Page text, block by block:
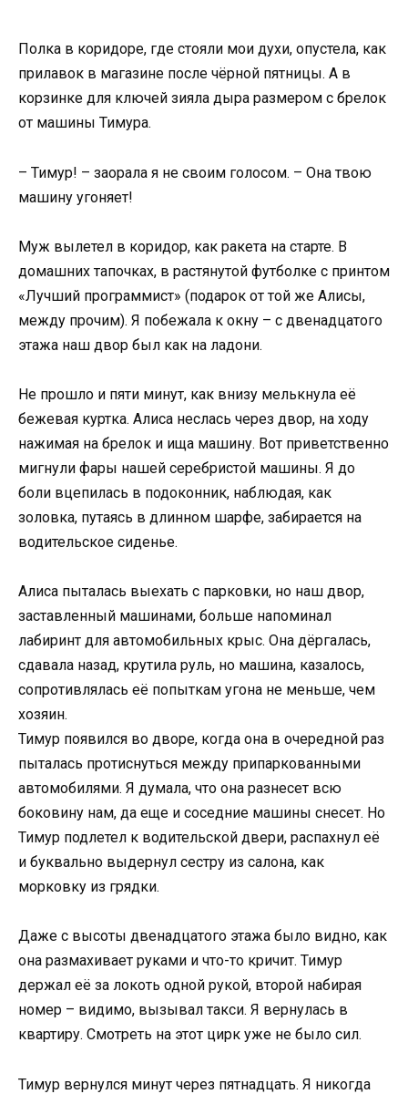
Полка в коридоре, где стояли мои духи, опустела, как
прилавок в магазине после чёрной пятницы. А в
корзинке для ключей зияла дыра размером с брелок
от машины Тимура.
– Тимур! – заорала я не своим голосом. – Она твою
машину угоняет!
Муж вылетел в коридор, как ракета на старте. В
домашних тапочках, в растянутой футболке с принтом
«Лучший программист» (подарок от той же Алисы,
между прочим). Я побежала к окну – с двенадцатого
этажа наш двор был как на ладони.
Не прошло и пяти минут, как внизу мелькнула её
бежевая куртка. Алиса неслась через двор, на ходу
нажимая на брелок и ища машину. Вот приветственно
мигнули фары нашей серебристой машины. Я до
боли вцепилась в подоконник, наблюдая, как
золовка, путаясь в длинном шарфе, забирается на
водительское сиденье.
Алиса пыталась выехать с парковки, но наш двор,
заставленный машинами, больше напоминал
лабиринт для автомобильных крыс. Она дёргалась,
сдавала назад, крутила руль, но машина, казалось,
сопротивлялась её попыткам угона не меньше, чем
хозяин.
Тимур появился во дворе, когда она в очередной раз
пыталась протиснуться между припаркованными
автомобилями. Я думала, что она разнесет всю
боковину нам, да еще и соседние машины снесет. Но
Тимур подлетел к водительской двери, распахнул её
и буквально выдернул сестру из салона, как
морковку из грядки.
Даже с высоты двенадцатого этажа было видно, как
она размахивает руками и что-то кричит. Тимур
держал её за локоть одной рукой, второй набирая
номер – видимо, вызывал такси. Я вернулась в
квартиру. Смотреть на этот цирк уже не было сил.
Тимур вернулся минут через пятнадцать. Я никогда